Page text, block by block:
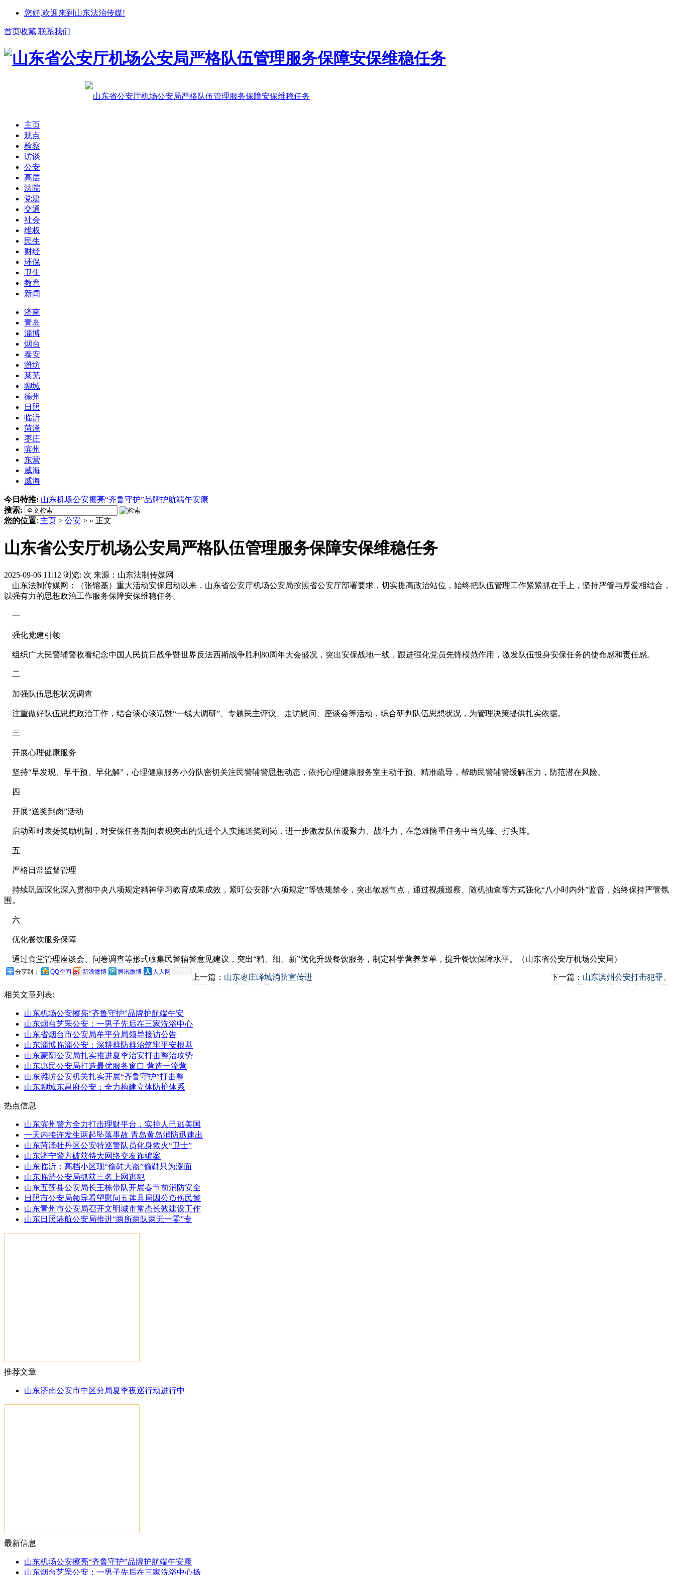
您好,欢迎来到山东法治传媒!
首页收藏 联系我们
主页
观点
检察
访谈
公安
高层
法院
党建
交通
社会
维权
民生
财经
环保
卫生
教育
新闻
济南
青岛
淄博
烟台
泰安
潍坊
莱芜
聊城
德州
日照
临沂
菏泽
枣庄
滨州
东营
威海
威海
今日特推: 山东机场公安擦亮“齐鲁守护”品牌护航端午安康
搜索:
您的位置: 主页 > 公安 > » 正文
山东省公安厅机场公安局严格队伍管理服务保障安保维稳任务
2025-09-06 11:12 浏览: 次 来源：山东法制传媒网
山东法制传媒网：（张镕基）重大活动安保启动以来，山东省公安厅机场公安局按照省公安厅部署要求，切实提高政治站位，始终把队伍管理工作紧紧抓在手上，坚持严管与厚爱相结合，
以强有力的思想政治工作服务保障安保维稳任务。
一
强化党建引领
组织广大民警辅警收看纪念中国人民抗日战争暨世界反法西斯战争胜利80周年大会盛况，突出安保战地一线，跟进强化党员先锋模范作用，激发队伍投身安保任务的使命感和责任感。
二
加强队伍思想状况调查
注重做好队伍思想政治工作，结合谈心谈话暨“一线大调研”、专题民主评议、走访慰问、座谈会等活动，综合研判队伍思想状况，为管理决策提供扎实依据。
三
开展心理健康服务
坚持“早发现、早干预、早化解”，心理健康服务小分队密切关注民警辅警思想动态，依托心理健康服务室主动干预、精准疏导，帮助民警辅警缓解压力，防范潜在风险。
四
开展“送奖到岗”活动
启动即时表扬奖励机制，对安保任务期间表现突出的先进个人实施送奖到岗，进一步激发队伍凝聚力、战斗力，在急难险重任务中当先锋、打头阵。
五
严格日常监督管理
持续巩固深化深入贯彻中央八项规定精神学习教育成果成效，紧盯公安部“六项规定”等铁规禁令，突出敏感节点，通过视频巡察、随机抽查等方式强化“八小时内外”监督，始终保持严管氛
围。
六
优化餐饮服务保障
通过食堂管理座谈会、问卷调查等形式收集民警辅警意见建议，突出“精、细、新”优化升级餐饮服务，制定科学营养菜单，提升餐饮保障水平。（山东省公安厅机场公安局）
分享到： QQ空间 新浪微博 腾讯微博 人人网
上一篇： 山东枣庄峄城消防宣传进
下一篇： 山东滨州公安打击犯罪、
相关文章列表:
山东机场公安擦亮“齐鲁守护”品牌护航端午安
山东烟台芝罘公安：一男子先后在三家洗浴中心
山东省烟台市公安局牟平分局领导接访公告
山东淄博临淄公安：深耕群防群治筑牢平安根基
山东蒙阴公安局扎实推进夏季治安打击整治攻势
山东惠民公安局打造最优服务窗口 营造一流营
山东潍坊公安机关扎实开展“齐鲁守护”打击整
山东聊城东昌府公安：全力构建立体防护体系
热点信息
山东滨州警方全力打击理财平台，实控人已逃美国
一天内接连发生两起坠落事故 青岛黄岛消防迅速出
山东菏泽牡丹区公安特巡警队员化身救火“卫士”
山东济宁警方破获特大网络交友诈骗案
山东临沂：高档小区现“偷鞋大盗”偷鞋只为涨面
山东临清公安局抓获三名上网逃犯
山东五莲县公安局长王栋带队开展春节前消防安全
日照市公安局领导看望慰问五莲县局因公负伤民警
山东青州市公安局召开文明城市常态长效建设工作
山东日照港航公安局推进“两所两队两无一零”专
推荐文章
山东济南公安市中区分局夏季夜巡行动进行中
最新信息
山东机场公安擦亮“齐鲁守护”品牌护航端午安康
山东烟台芝罘公安：一男子先后在三家洗浴中心扬